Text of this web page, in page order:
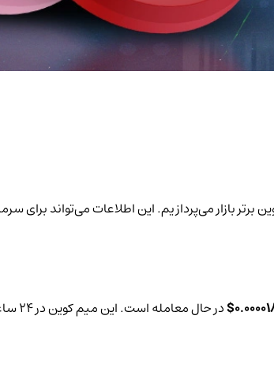
به بررسی قیمت و تغییرات 24 ساعته حجم معاملات 6 میم کوین برتر بازار
در حال معامله است. این میم کوین در 24 ساعت گذشته تغییرات قیمتی حدود